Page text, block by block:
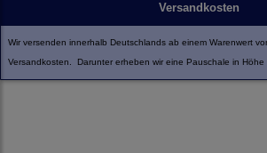
Versandkosten
Wir versenden innerhalb Deutschlands ab einem Warenwert
Versandkosten. Darunter erheben wir eine Pauschale in Höhe